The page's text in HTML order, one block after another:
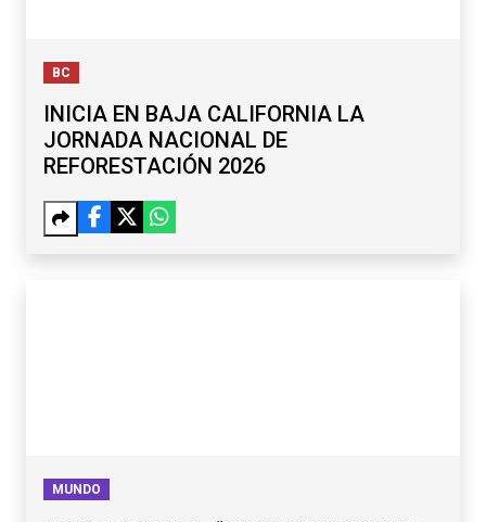
BC
INICIA EN BAJA CALIFORNIA LA
JORNADA NACIONAL DE
REFORESTACIÓN 2026
MUNDO